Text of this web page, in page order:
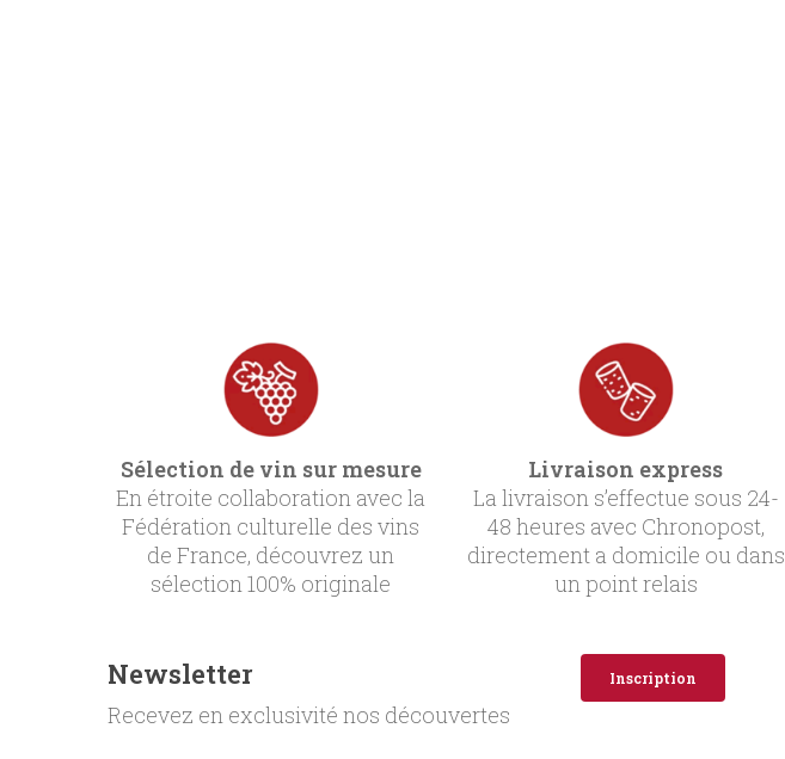
Sélection de vin sur mesure
En étroite collaboration avec la
Fédération culturelle des vins
de France, découvrez un
sélection 100% originale
Livraison express
La livraison s’effectue sous 24-
48 heures avec Chronopost,
directement a domicile ou dans
un point relais
Newsletter
Recevez en exclusivité nos découvertes
Inscription